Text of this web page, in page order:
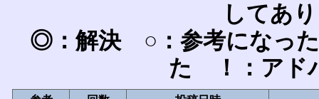
してあ
◎：解決 ○：参考になっ
た ！：アド